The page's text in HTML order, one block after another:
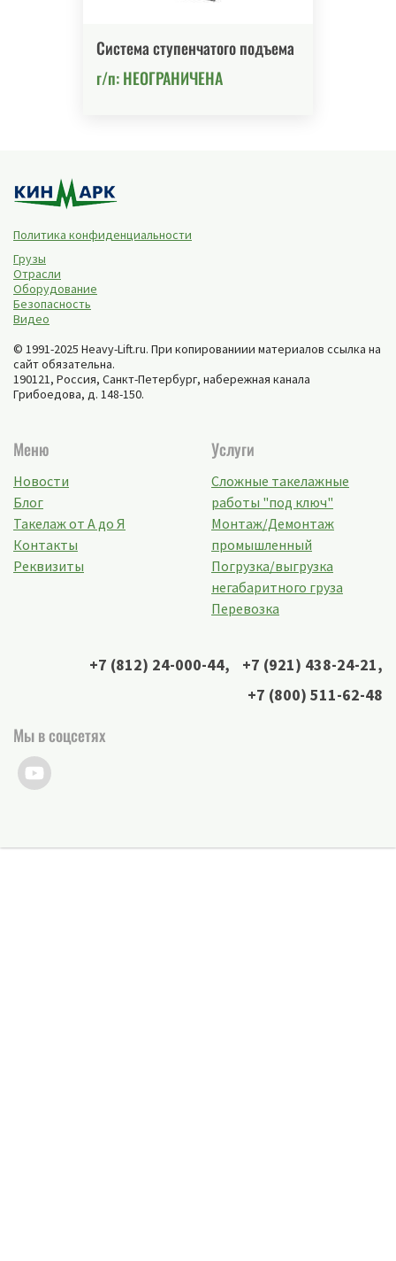
Система ступенчатого подъема
г/п: НЕОГРАНИЧЕНА
Политика конфиденциальности
Грузы
Отрасли
Оборудование
Безопасность
Видео
© 1991-2025 Heavy-Lift.ru. При копированиии материалов ссылка на
сайт обязательна.
190121, Россия, Санкт-Петербург, набережная канала
Грибоедова, д. 148-150.
Меню
Новости
Блог
Такелаж от А до Я
Контакты
Реквизиты
Услуги
Сложные такелажные
работы "под ключ"
Монтаж/Демонтаж
промышленный
Погрузка/выгрузка
негабаритного груза
Перевозка
+7 (812) 24-000-44, +7 (921) 438-24-21,
+7 (800) 511-62-48
Мы в соцсетях